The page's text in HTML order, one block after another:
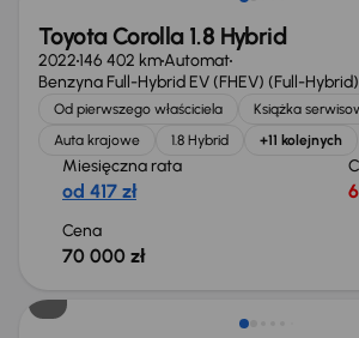
Toyota Corolla 1.8 Hybrid
2022146 402 kmAutomat
Benzyna Full-Hybrid EV (FHEV) (Full-Hybrid)
Od pierwszego właściciela
Książka
Auta krajowe
1.8 Hybrid +11 kolejnych
Miesięczna rata
od 417 zł
Cena
70 000 zł